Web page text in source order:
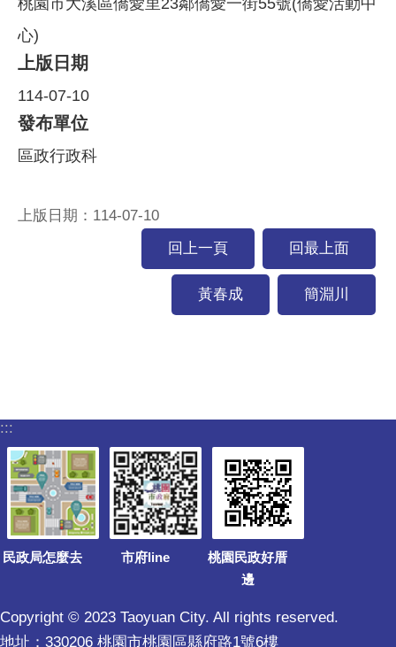
心)
上版日期
114-07-10
發布單位
區政行政科
上版日期：114-07-10
回上一頁
回最上面
黃春成 簡淵川
:::
民政局怎麼去 市府line
桃園民政好厝
邊
Copyright © 2023 Taoyuan City. All rights reserved.
地址：330206 桃園市桃園區縣府路1號6樓